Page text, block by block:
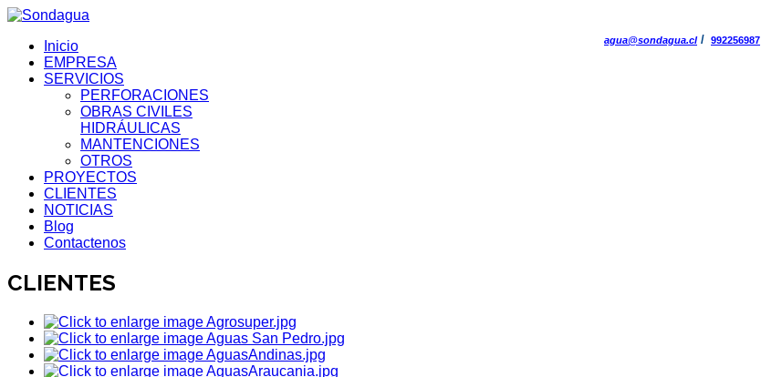
agua@sondagua.cl/ 992256987
Inicio
EMPRESA
SERVICIOS
PERFORACIONES
OBRAS CIVILES
HIDRÁULICAS
MANTENCIONES
OTROS
PROYECTOS
CLIENTES
NOTICIAS
Blog
Contactenos
CLIENTES